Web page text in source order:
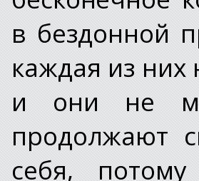
в бездонной
каждая из них
и они не
продолжают
себя,